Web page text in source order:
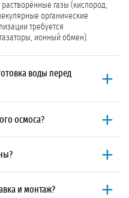
газы (кислород,
органические
требуется
ионный обмен).
воды перед
Без неё мембраны
взвешенных частиц);
удаления хлора и органики);
антискалантов);
осмоса?
установки обратного
, который может включать
производительности и
7 летв зависимости от
необходимости замены:
и монтаж?